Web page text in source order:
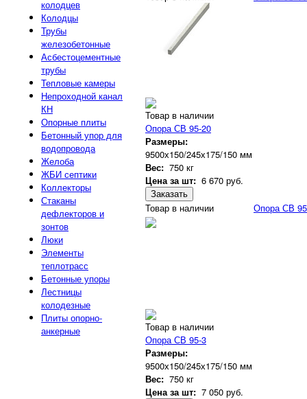
колодцев
Колодцы
Трубы
железобетонные
Асбестоцементные
трубы
Тепловые камеры
Непроходной канал
КН
Опорные плиты
Бетонный упор для
водопровода
Желоба
ЖБИ септики
Коллекторы
Стаканы
дефлекторов и
зонтов
Люки
Элементы
теплотрасс
Бетонные упоры
Лестницы
колодезные
Плиты опорно-
анкерные
Товар в наличии
Опора СВ 95-20
Размеры:
9500х150/245х175/150 мм
Вес: 750 кг
Цена за шт: 6 670 руб.
Заказать
Товар в наличии Опора СВ
Товар в наличии
Опора СВ 95-3
Размеры:
9500х150/245х175/150 мм
Вес: 750 кг
Цена за шт: 7 050 руб.